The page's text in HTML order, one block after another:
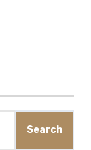
Search